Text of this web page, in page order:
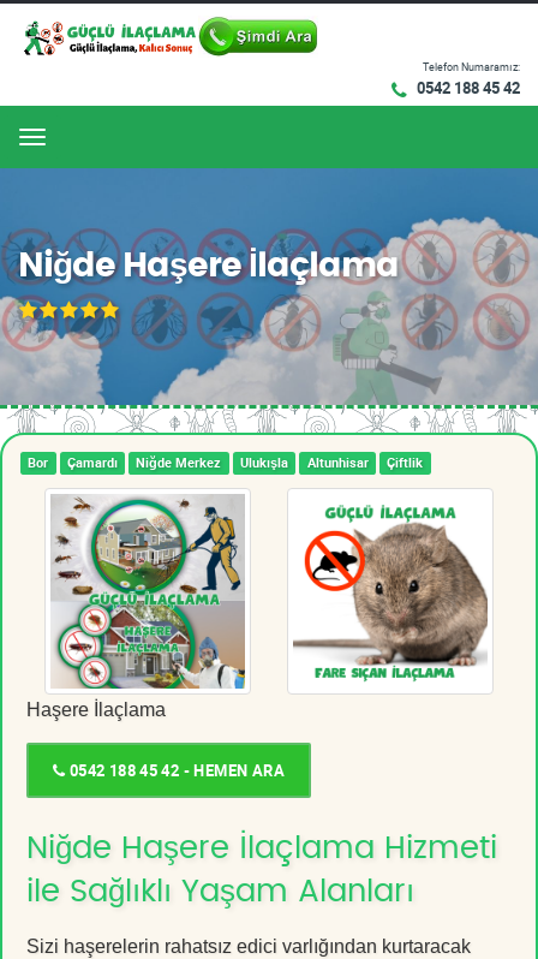
Telefon Numaramız:
0542 188 45 42
Menu
Niğde Haşere İlaçlama
Bor Çamardı Niğde Merkez Ulukışla Altunhisar Çiftlik
Haşere İlaçlama
0542 188 45 42 - HEMEN ARA
Niğde Haşere İlaçlama Hizmeti
ile Sağlıklı Yaşam Alanları
Sizi haşerelerin rahatsız edici varlığından kurtaracak